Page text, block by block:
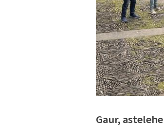
Gaur,